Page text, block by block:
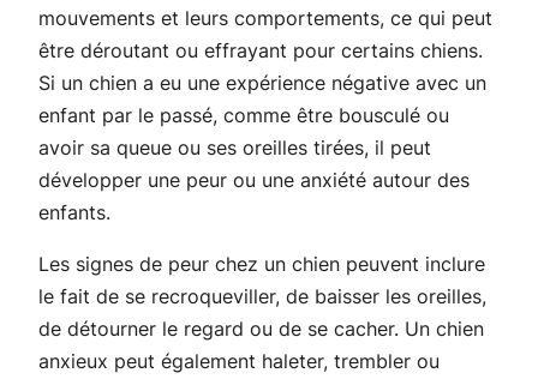
mouvements et leurs comportements, ce qui peut
être déroutant ou effrayant pour certains chiens.
Si un chien a eu une expérience négative avec un
enfant par le passé, comme être bousculé ou
avoir sa queue ou ses oreilles tirées, il peut
développer une peur ou une anxiété autour des
enfants.
Les signes de peur chez un chien peuvent inclure
le fait de se recroqueviller, de baisser les oreilles,
de détourner le regard ou de se cacher. Un chien
anxieux peut également haleter, trembler ou